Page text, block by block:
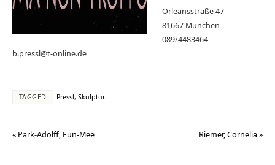
Orleansstraße 47
81667 München
089/4483464
b.pressl@t-online.de
TAGGED Pressl, Skulptur.
«Park-Adolff, Eun-Mee Riemer, Cornelia»